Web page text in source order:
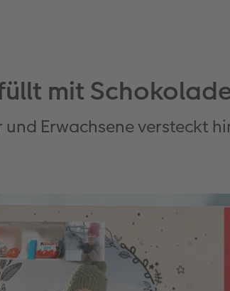
mit
Erwachsene versteckt